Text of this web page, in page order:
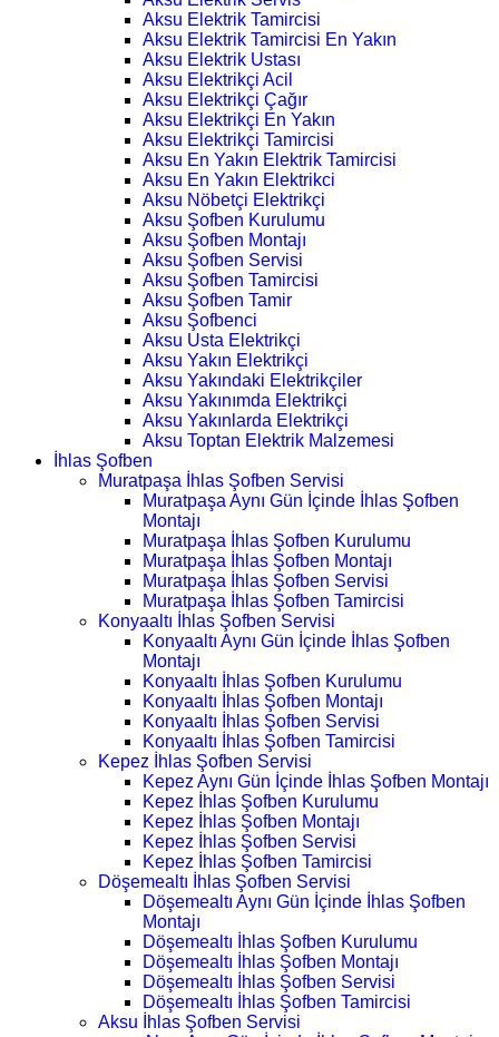
Aksu Elektrik Tamircisi
Aksu Elektrik Tamircisi En Yakın
Aksu Elektrik Ustası
Aksu Elektrikçi Acil
Aksu Elektrikçi Çağır
Aksu Elektrikçi En Yakın
Aksu Elektrikçi Tamircisi
Aksu En Yakın Elektrik Tamircisi
Aksu En Yakın Elektrikci
Aksu Nöbetçi Elektrikçi
Aksu Şofben Kurulumu
Aksu Şofben Montajı
Aksu Şofben Servisi
Aksu Şofben Tamircisi
Aksu Şofben Tamir
Aksu Şofbenci
Aksu Usta Elektrikçi
Aksu Yakın Elektrikçi
Aksu Yakındaki Elektrikçiler
Aksu Yakınımda Elektrikçi
Aksu Yakınlarda Elektrikçi
Aksu Toptan Elektrik Malzemesi
İhlas Şofben
Muratpaşa İhlas Şofben Servisi
Muratpaşa Aynı Gün İçinde İhlas Şofben
Montajı
Muratpaşa İhlas Şofben Kurulumu
Muratpaşa İhlas Şofben Montajı
Muratpaşa İhlas Şofben Servisi
Muratpaşa İhlas Şofben Tamircisi
Konyaaltı İhlas Şofben Servisi
Konyaaltı Aynı Gün İçinde İhlas Şofben
Montajı
Konyaaltı İhlas Şofben Kurulumu
Konyaaltı İhlas Şofben Montajı
Konyaaltı İhlas Şofben Servisi
Konyaaltı İhlas Şofben Tamircisi
Kepez İhlas Şofben Servisi
Kepez Aynı Gün İçinde İhlas Şofben Montajı
Kepez İhlas Şofben Kurulumu
Kepez İhlas Şofben Montajı
Kepez İhlas Şofben Servisi
Kepez İhlas Şofben Tamircisi
Döşemealtı İhlas Şofben Servisi
Döşemealtı Aynı Gün İçinde İhlas Şofben
Montajı
Döşemealtı İhlas Şofben Kurulumu
Döşemealtı İhlas Şofben Montajı
Döşemealtı İhlas Şofben Servisi
Döşemealtı İhlas Şofben Tamircisi
Aksu İhlas Şofben Servisi